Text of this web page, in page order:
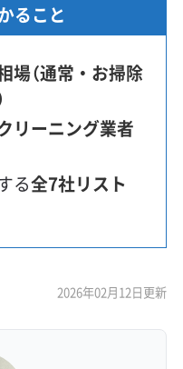
ること
場（通常・お掃除
リーニング業者
る全7社リスト
2026年02月12日更新